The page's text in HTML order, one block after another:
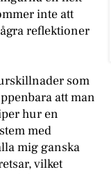
inte att
reflektioner
som
att man
hur en
med
mig ganska
vilket